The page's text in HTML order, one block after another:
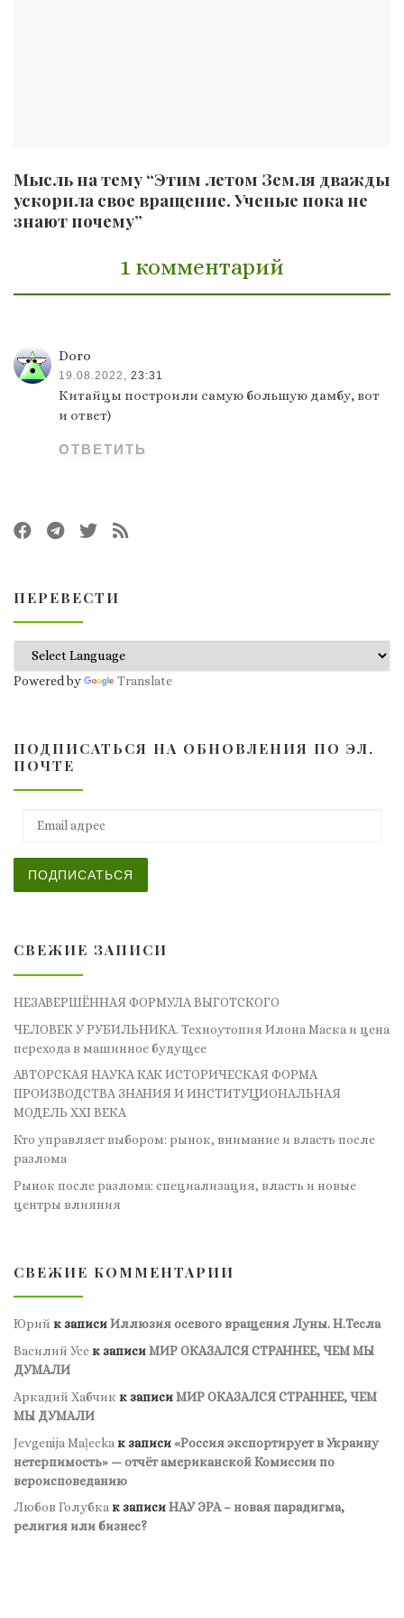
Мысль на тему “Этим летом Земля дважды
ускорила свое вращение. Ученые пока не
знают почему”
1 комментарий
Doro
19.08.2022, 23:31
Китайцы построили самую большую дамбу, вот
и ответ)
ОТВЕТИТЬ
ПЕРЕВЕСТИ
Powered by Translate
ПОДПИСАТЬСЯ НА ОБНОВЛЕНИЯ ПО ЭЛ.
ПОЧТЕ
ПОДПИСАТЬСЯ
СВЕЖИЕ ЗАПИСИ
НЕЗАВЕРШЁННАЯ ФОРМУЛА ВЫГОТСКОГО
ЧЕЛОВЕК У РУБИЛЬНИКА. Техноутопия Илона Маска и цена
перехода в машинное будущее
АВТОРСКАЯ НАУКА КАК ИСТОРИЧЕСКАЯ ФОРМА
ПРОИЗВОДСТВА ЗНАНИЯ И ИНСТИТУЦИОНАЛЬНАЯ
МОДЕЛЬ XXI ВЕКА
Кто управляет выбором: рынок, внимание и власть после
разлома
Рынок после разлома: специализация, власть и новые
центры влияния
СВЕЖИЕ КОММЕНТАРИИ
Юрий к записиИллюзия осевого вращения Луны. Н.Тесла
Василий Усс к записиМИР ОКАЗАЛСЯ СТРАННЕЕ, ЧЕМ МЫ
ДУМАЛИ
Аркадий Хабчик к записиМИР ОКАЗАЛСЯ СТРАННЕЕ, ЧЕМ
МЫ ДУМАЛИ
Jevgenija Maļecka к записи«Россия экспортирует в Украину
нетерпимость» — отчёт американской Комиссии по
вероисповеданию
Любов Голубкак записиНАУ ЭРА – новая парадигма,
религия или бизнес?